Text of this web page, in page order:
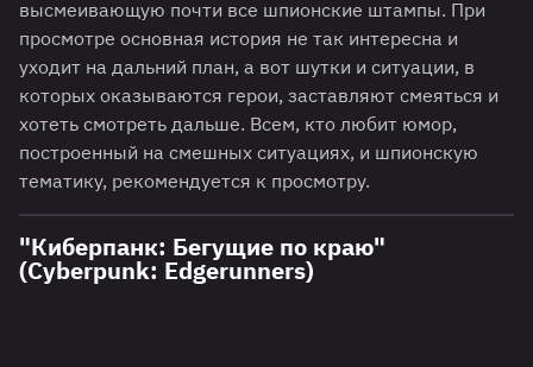
высмеивающую почти все шпионские штампы. При
просмотре основная история не так интересна и
уходит на дальний план, а вот шутки и ситуации, в
которых оказываются герои, заставляют смеяться и
хотеть смотреть дальше. Всем, кто любит юмор,
построенный на смешных ситуациях, и шпионскую
тематику, рекомендуется к просмотру.
"Киберпанк: Бегущие по краю"
(Cyberpunk: Edgerunners)